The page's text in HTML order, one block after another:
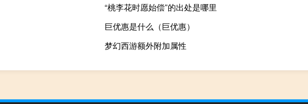
“桃李花时愿始偿”的出处是哪里
巨优惠是什么（巨优惠）
梦幻西游额外附加属性